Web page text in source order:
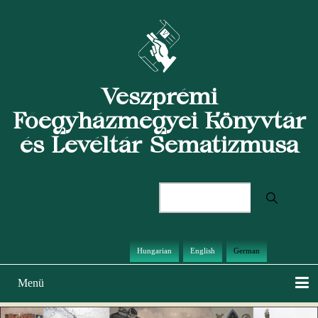
Veszprémi
Főegyházmegyei Könyvtár
és Levéltár Sematizmusa
Hungarian English German
Hauptnavigation
Menü